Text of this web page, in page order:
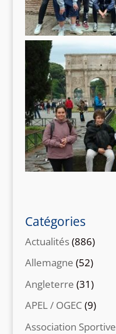
Catégories
Actualités(886)
Allemagne (52)
Angleterre (31)
APEL / OGEC (9)
Association Sportive